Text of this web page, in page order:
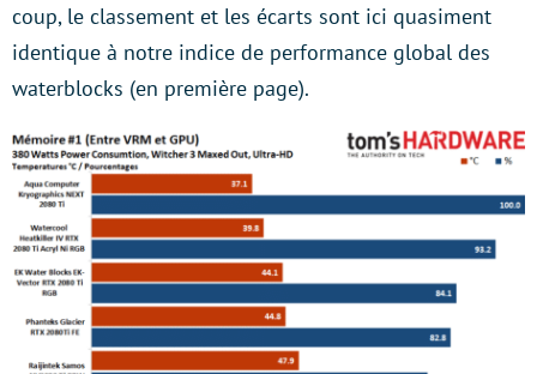
coup, le classement et les écarts sont ici quasiment
identique à notre indice de performance global des
waterblocks (en première page).